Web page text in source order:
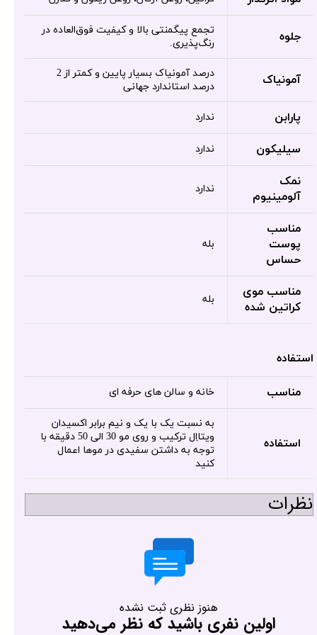
جلوه
تجمع پیگمنتی بالا و کیفیت فوق‌العاده در
رنگ‌پذیری.
آمونیاک
درصد آمونیاک بسیار پایین و کمتر از 2
درصد استاندارد جهانی
پارابن ندارد
سیلیکون ندارد
نمک
آلومینیوم
ندارد
مناسب
پوست
حساس
بله
مناسب موی
کراتین شده
بله
استفاده
مناسب خانه و سالن های حرفه ای
استفاده
به نسبت یک با یک و نیم برابر اکسیدان
ویتااِل ترکیب و روی مو 30 الی 50 دقیقه با
توجه به داشتن سفیدی در موها اعمال
کنید
نظرات
هنوز نظری ثبت نشده
اولین نفری باشید که نظر می‌دهید